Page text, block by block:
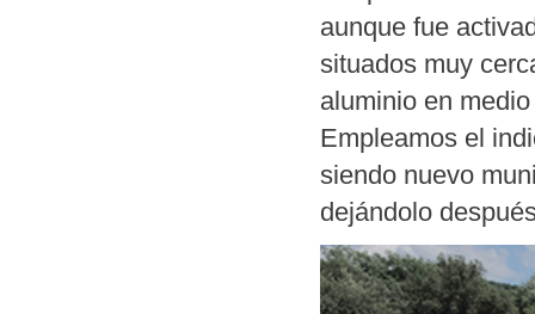
aunque fue
situados muy
aluminio en
Empleamos el
siendo nuevo
dejándolo